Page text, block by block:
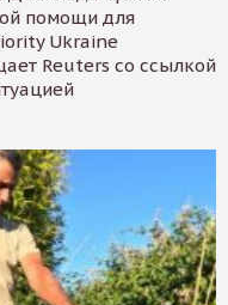
помощи для
Ukraine
Reuters со ссылкой